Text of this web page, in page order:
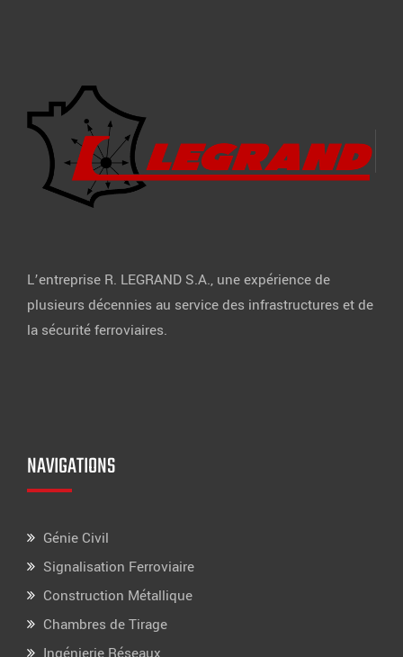
L’entreprise R. LEGRAND S.A., une expérience de
plusieurs décennies au service des infrastructures et de
la sécurité ferroviaires.
NAVIGATIONS
Génie Civil
Signalisation Ferroviaire
Construction Métallique
Chambres de Tirage